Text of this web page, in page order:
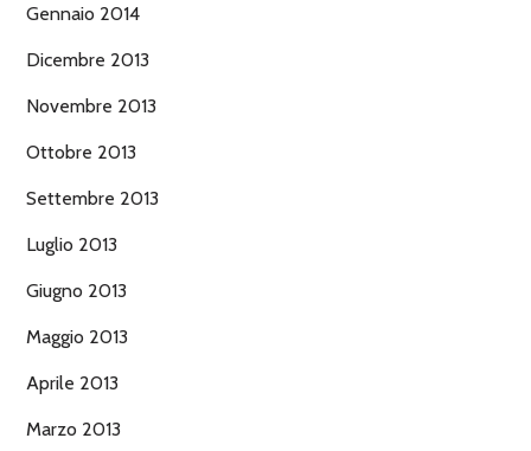
Gennaio 2014
Dicembre 2013
Novembre 2013
Ottobre 2013
Settembre 2013
Luglio 2013
Giugno 2013
Maggio 2013
Aprile 2013
Marzo 2013